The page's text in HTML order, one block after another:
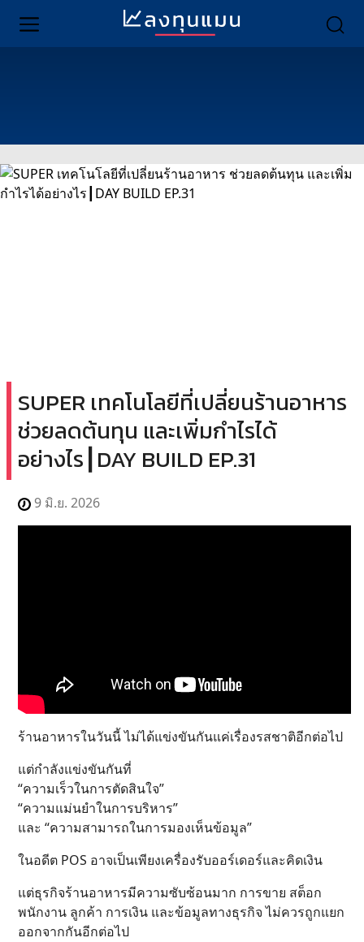
SUPER เทคโนโลยีที่เปลี่ยนร้านอาหาร
ช่วยลดต้นทุน และเพิ่มกำไรได้
อย่างไร┃DAY BUILD EP.31
9 มิ.ย. 2026
ร้านอาหารในวันนี้ ไม่ได้แข่งขันกันแค่เรื่องรสชาติอีกต่อไป
แต่กำลังแข่งขันกันที่
“ความเร็วในการตัดสินใจ”
“ความแม่นยำในการบริหาร”
และ “ความสามารถในการมองเห็นข้อมูล”
ในอดีต POS อาจเป็นเพียงเครื่องรับออร์เดอร์และคิดเงิน
แต่ธุรกิจร้านอาหารมีความซับซ้อนมาก การขาย สต็อก
พนักงาน ลูกค้า การเงิน และข้อมูลทางธุรกิจ ไม่ควรถูกแยก
ออกจากกันอีกต่อไป